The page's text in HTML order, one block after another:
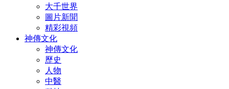
大千世界
圖片新聞
精彩視頻
神傳文化
神傳文化
歷史
人物
中醫